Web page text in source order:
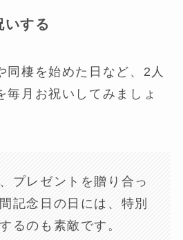
いする
同棲を始めた日など、2人
毎月お祝いしてみましょ
プレゼントを贈り合っ
記念日の日には、特別
るのも素敵です。